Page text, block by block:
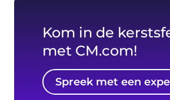
Kom in de
met CM.com!
Spreek met een